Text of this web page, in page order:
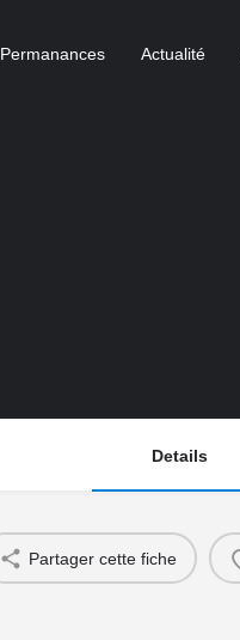
Permanances Actualité
Details
Partager cette fiche